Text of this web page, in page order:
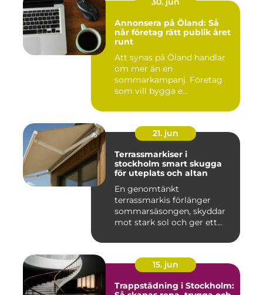
Annonsera på Öland: Så
når företag rätt publik året
runt
Att synas på Öland handlar
om mer än en
sommarkampanj. Företag
som vill bygga e...
21. jun
Terrassmarkiser i
stockholm smart skugga
för uteplats och altan
En genomtänkt
terrassmarkis förlänger
sommarsäsongen, skyddar
mot stark sol och ger ett
15. jun
Trappstädning i Stockholm: